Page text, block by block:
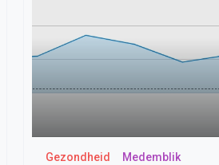
Gezondheid Medemblik